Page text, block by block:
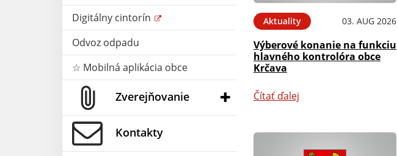
Digitálny cintorín
Odvoz odpadu
☆ Mobilná aplikácia obce
Zverejňovanie
Kontakty
Aktuality 03. AUG 2026
Výberové konanie na funkciu
hlavného kontrolóra obce
Krčava
Čítať ďalej